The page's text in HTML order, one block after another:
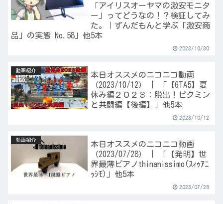
「アイリスオーヤマの激安モニタ
ー」ってどうなの！？検証してみ
た。｜ずんだもんと学ぶ「激安商
品」の実態 No.58」他5本
2023/10/30
動画紹介
本日オススメのニコニコ動画
（2023/10/12） | 「【GTA5】夏
休み編２０２３：脱出！ピクミン
と共闘編【後編】」他5本
2023/10/12
動画紹介
本日オススメのニコニコ動画
（2023/07/28） | 「【発明】世
界最薄ピアノthinanissimo(ｽｨｩｱﾆ
ｯｼﾓ)」他5本
2023/07/28